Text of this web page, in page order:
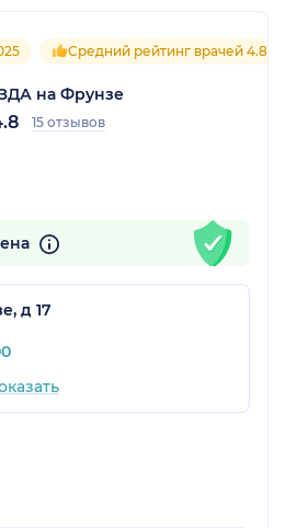
Средний рейтинг врачей 4.8
на Фрунзе
15 отзывов
д 17